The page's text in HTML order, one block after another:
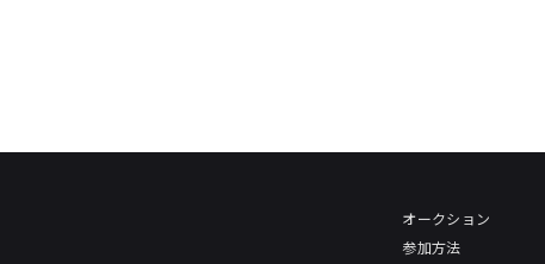
オークション
参加方法